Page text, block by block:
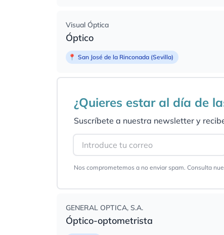
Visual Óptica
Óptico
📍 San José de la Rinconada (Sevilla)
¿Quieres estar al día de
Suscríbete a nuestra newsletter y
Email
Nos comprometemos a no enviar spam. Consulta
GENERAL OPTICA, S.A.
Óptico-optometrista